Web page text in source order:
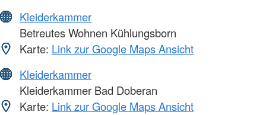
Kleiderkammer
Betreutes Wohnen Kühlungsborn
Karte: Link zur Google Maps Ansicht
Kleiderkammer
Kleiderkammer Bad Doberan
Karte: Link zur Google Maps Ansicht